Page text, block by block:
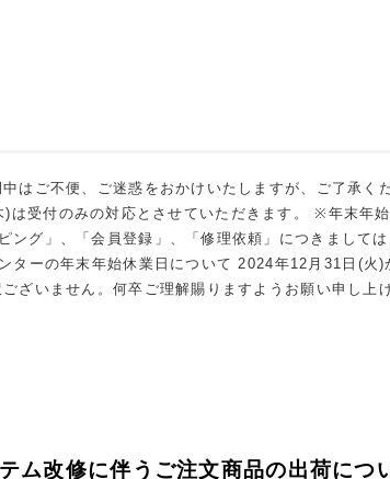
中はご不便、ご迷惑をおかけいたしますが、ご了承く
) は受付のみの対応とさせていただきます。 ※ 年末年
グ」、「会員登録」、「修理依頼」につきましては
ターの年末年始休業日について 2024年12 月 31 日 (火)
ざいません。何卒ご理解賜りますようお願い申し上
ム改修に伴うご注文商品の出荷につ